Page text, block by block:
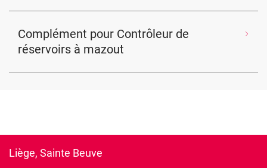
Complément pour Contrôleur de
réservoirs à mazout
Liège, Sainte Beuve